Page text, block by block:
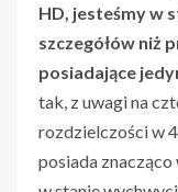
HD, jesteśmy w
szczegółów niż
posiadające
tak, z uwagi na
rozdzielczości w
posiada